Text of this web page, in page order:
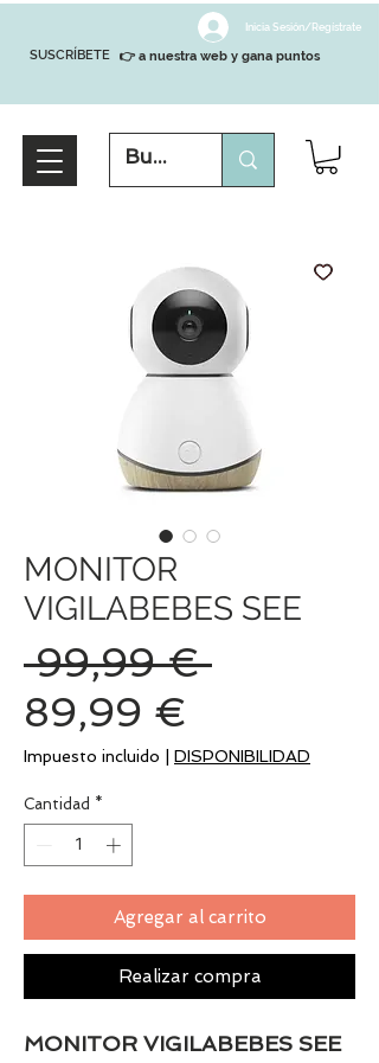
SUSCRÍBETE
Inicia Sesión/Regístrate
👉 a nuestra web y gana puntos
MONITOR
VIGILABEBES SEE
99,99 € Precio
89,99 €
de
Impuesto incluido DISPONIBILIDAD
Cantidad *
Agregar al carrito
Realizar compra
MONITOR VIGILABEBES SEE